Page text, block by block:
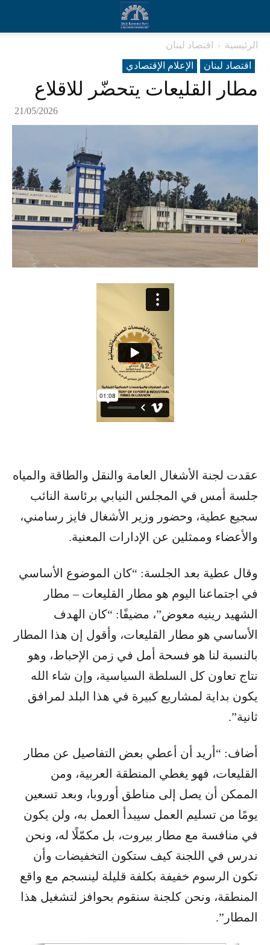
الرئيسية
اقتصاد لبنان
اقتصاد لبنان
الإعلام الإقتصادي
مطار القليعات يتحضّر للاقلاع
21/05/2026
عقدت لجنة الأشغال العامة والنقل والطاقة والمياه
جلسة أمس في المجلس النيابي برئاسة النائب
سجيع عطية، وحضور وزير الأشغال فايز رسامني،
والأعضاء وممثلين عن الإدارات المعنية.
وقال عطية بعد الجلسة: “كان الموضوع الأساسي
في اجتماعنا اليوم هو مطار القليعات – مطار
الشهيد رينيه معوض”، مضيفًا: “كان الهدف
الأساسي هو مطار القليعات، وأقول إن هذا المطار
بالنسبة لنا هو فسحة أمل في زمن الإحباط، وهو
نتاج تعاون كل السلطة السياسية، وإن شاء الله
يكون بداية لمشاريع كبيرة في هذا البلد لمرافق
ثانية”.
أضاف: “أريد أن أعطي بعض التفاصيل عن مطار
القليعات، فهو يغطي المنطقة العربية، ومن
الممكن أن يصل إلى مناطق أوروبا، وبعد تسعين
يومًا من تسليم العمل سيبدأ العمل به، ولن يكون
في منافسة مع مطار بيروت، بل مكمّلًا له، ونحن
ندرس في اللجنة كيف ستكون التخفيضات وأن
تكون الرسوم خفيفة بكلفة قليلة لينسجم مع واقع
المنطقة، ونحن كلجنة سنقوم بحوافز لتشغيل هذا
المطار”.